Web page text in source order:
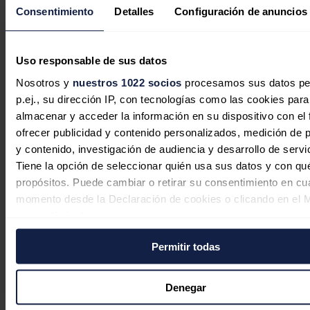
Consentimiento Detalles Configuración de anuncios
Uso responsable de sus datos
Nosotros y nuestros 1022 socios procesamos sus datos
p.ej., su dirección IP, con tecnologías como las cookies para
almacenar y acceder la información en su dispositivo con el
ofrecer publicidad y contenido personalizados, medición de
y contenido, investigación de audiencia y desarrollo de
Tiene la opción de seleccionar quién usa sus datos y con
propósitos. Puede cambiar o retirar su consentimiento en
momento desde la Declaración de cookies o clicando en el
Si lo permite, también quisiéramos:
Recopilar información sobre su ubicación geográfica
puede tener una precisión de varios metros
Identificar su dispositivo analizándolo activamente
Permitir todas
Denegar
ponderando no sólo el precio, sino también otros aspectos como la
adjudicación es una prueba más de que somos capaces de
destacadoMarc Blasi,'country manager' de Audax Renovables en
Noticias relacionadas
Rivian recorta sus pérdidas un 24%
hasta junio tras arrancar las entregas